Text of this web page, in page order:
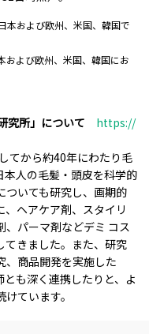
本および欧州、米国、韓国で
および欧州、米国、韓国にお
究所」について
https://
てから約40年にわたり毛
本人の毛髪・頭皮を科学的
ついても研究し、画期的
ヘアケア剤、スタイリ
、パーマ剤などデミ コス
てきました。また、研究
、商品開発を実施した
も深く連携したりと、よ
ています。